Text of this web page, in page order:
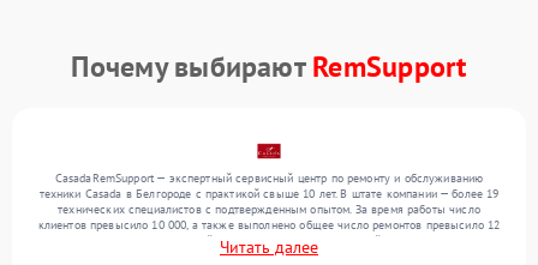
Почему выбираютRemSupport
CasadaRemSupport — экспертный сервисный центр по ремонту и обслуживанию
техники Casada в Белгороде с практикой свыше 10 лет. В штате компании — более 19
технических специалистов с подтвержденным опытом. За время работы число
клиентов превысило 10 000, а также выполнено общее число ремонтов превысило 12
000. Ежемесячно в сервисный центр поступает от 300 устройств, включая , , . Мы
устраняем поломки любой сложности и предлагаем стабильный уровень сервиса
Читать далее